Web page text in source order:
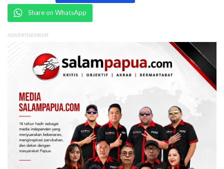
Share on WhatsApp
ADVERTISEMENT